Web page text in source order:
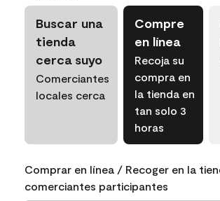
Buscar una
tienda
cerca suyo
Comerciantes
locales cerca
Compre
en línea
Recoja su
compra en
la tienda en
tan solo 3
horas
Comprar en línea / Recoger en la
comerciantes participantes